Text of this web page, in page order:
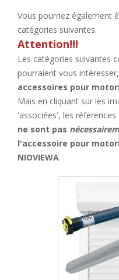
Vous pourriez également
catégories suivantes.
Attention!!!
Les catégories suivantes
pourraient vous
accessoires pour
Mais en cliquant sur les
'associées', les
ne sont pas
l'accessoire pour
NIOVIEWA.